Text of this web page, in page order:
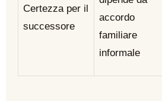
Certezza per il
successore
accordo
familiare
informale